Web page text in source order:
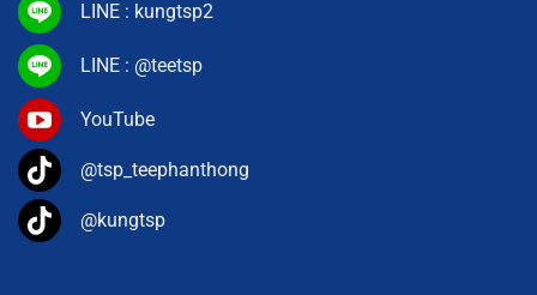
LINE : kungtsp2
LINE : @teetsp
YouTube
@tsp_teephanthong
@kungtsp